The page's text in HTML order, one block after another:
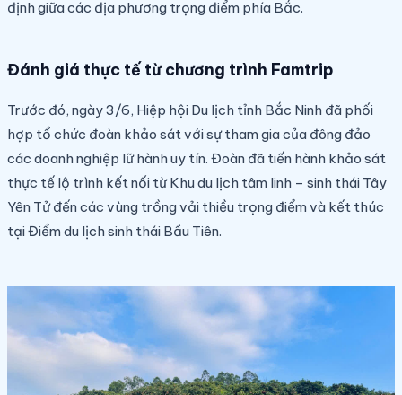
định giữa các địa phương trọng điểm phía Bắc.
Đánh giá thực tế từ chương trình Famtrip
Trước đó, ngày 3/6, Hiệp hội Du lịch tỉnh Bắc Ninh đã phối
hợp tổ chức đoàn khảo sát với sự tham gia của đông đảo
các doanh nghiệp lữ hành uy tín. Đoàn đã tiến hành khảo sát
thực tế lộ trình kết nối từ Khu du lịch tâm linh – sinh thái Tây
Yên Tử đến các vùng trồng vải thiều trọng điểm và kết thúc
tại Điểm du lịch sinh thái Bầu Tiên.